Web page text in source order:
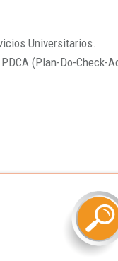
Universitarios.
(Plan-Do-Check-